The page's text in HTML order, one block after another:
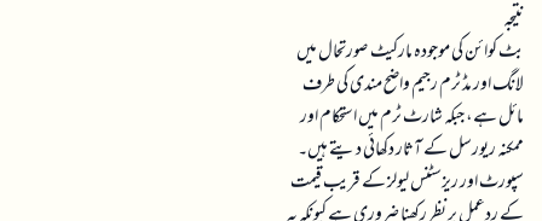
نتیجہ
بٹ کوائن کی موجودہ مارکیٹ صورتحال میں
لانگ اور مڈ ٹرم رجیم واضح مندی کی طرف
مائل ہے، جبکہ شارٹ ٹرم میں استحکام اور
ممکنہ ریورسل کے آثار دکھائی دیتے ہیں۔
سپورٹ اور ریزسٹنس لیولز کے قریب قیمت